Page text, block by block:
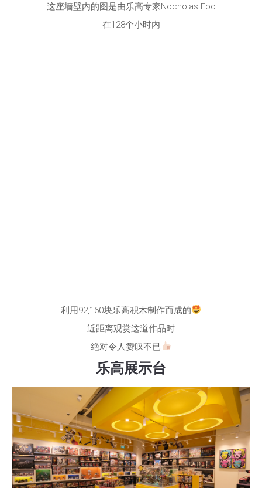
这座墙壁内的图是由乐高专家Nocholas Foo
在128个小时内
利用92,160块乐高积木制作而成的
近距离观赏这道作品时
绝对令人赞叹不已
乐高展示台